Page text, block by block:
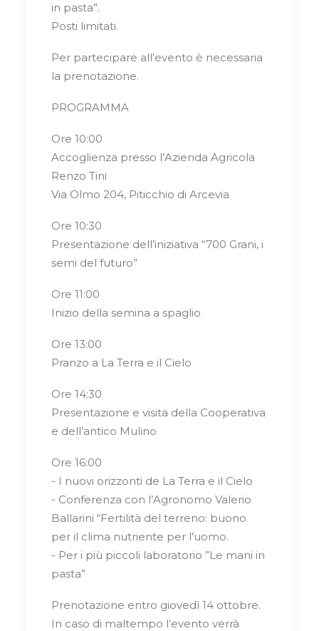
in pasta”.
Posti limitati.
Per partecipare all’evento è necessaria
la prenotazione.
PROGRAMMA
Ore 10:00
Accoglienza presso l’Azienda Agricola
Renzo Tini
Via Olmo 204, Piticchio di Arcevia
Ore 10:30
Presentazione dell’iniziativa “700 Grani, i
semi del futuro”
Ore 11:00
Inizio della semina a spaglio
Ore 13:00
Pranzo a La Terra e il Cielo
Ore 14:30
Presentazione e visita della Cooperativa
e dell’antico Mulino
Ore 16:00
- I nuovi orizzonti de La Terra e il Cielo
- Conferenza con l’Agronomo Valerio
Ballarini “Fertilità del terreno: buono
per il clima nutriente per l’uomo.
- Per i più piccoli laboratorio ”Le mani in
pasta”
Prenotazione entro giovedì 14 ottobre.
In caso di maltempo l’evento verrà